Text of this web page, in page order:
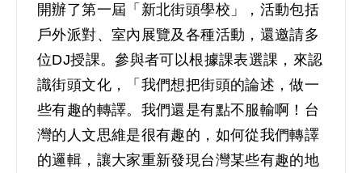
開辦了第一屆「新北街頭學校」，活動包括
戶外派對、室內展覽及各種活動，還邀請多
位DJ授課。參與者可以根據課表選課，來認
識街頭文化，「我們想把街頭的論述，做一
些有趣的轉譯。我們還是有點不服輸啊！台
灣的人文思維是很有趣的，如何從我們轉譯
的邏輯，讓大家重新發現台灣某些有趣的地